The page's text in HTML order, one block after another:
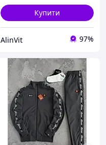
Купити
AlinVit 97%